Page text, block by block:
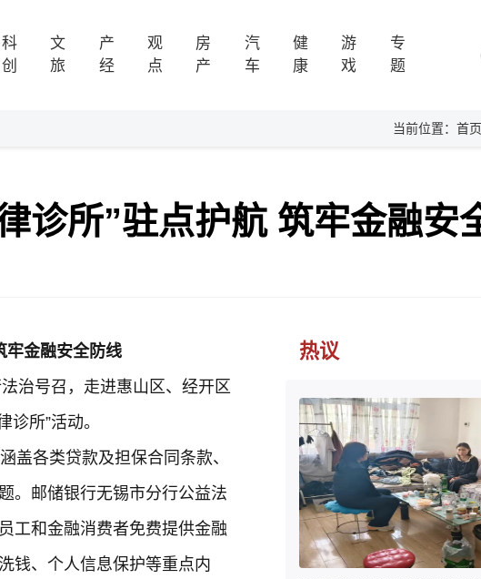
科
创
文
旅
产
经
观
点
房
产
汽
车
健
康
游
戏
专
题
当前位置：首
诊所”驻点护航 筑牢金融安
牢金融安全防线
治号召，走进惠山区、经开区
所”活动。
盖各类贷款及担保合同条款、
。邮储银行无锡市分行公益法
工和金融消费者免费提供金融
钱、个人信息保护等重点内
热议